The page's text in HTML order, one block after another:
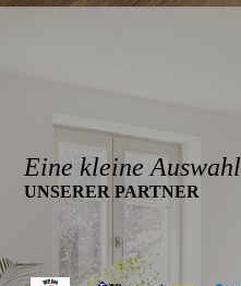
Eine kleine Auswahl
UNSERER PARTNER